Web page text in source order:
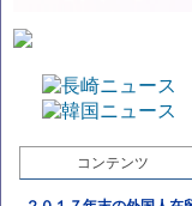
コンテンツ